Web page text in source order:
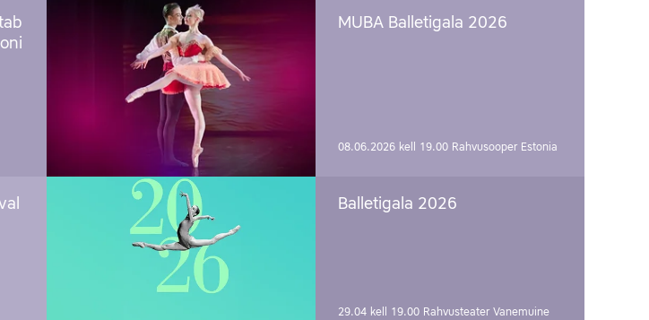
MUBA Balletigala 2026
08.06.2026 kell 19.00 Rahvusooper Estonia
Balletigala 2026
29.04 kell 19.00 Rahvusteater Vanemuine